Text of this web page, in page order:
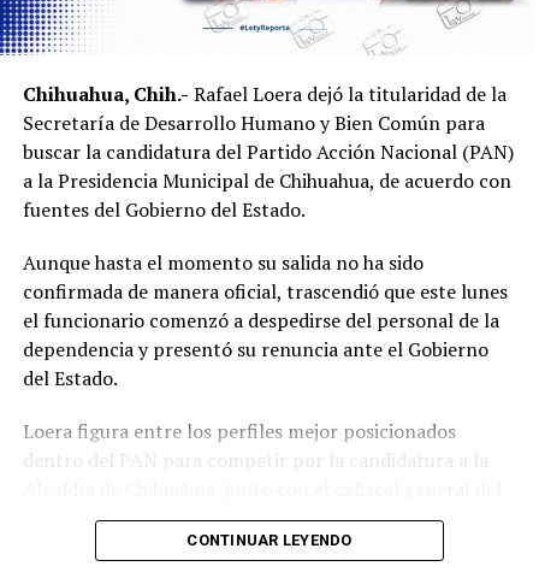
Chihuahua, Chih.- Rafael Loera dejó la titularidad de la
Secretaría de Desarrollo Humano y Bien Común para
buscar la candidatura del Partido Acción Nacional (PAN)
a la Presidencia Municipal de Chihuahua, de acuerdo con
fuentes del Gobierno del Estado.
Aunque hasta el momento su salida no ha sido
confirmada de manera oficial, trascendió que este lunes
el funcionario comenzó a despedirse del personal de la
dependencia y presentó su renuncia ante el Gobierno
del Estado.
Loera figura entre los perfiles mejor posicionados
dentro del PAN para competir por la candidatura a la
Estado, César Jáuregui Moreno, quien también aparece
como uno de los principales aspirantes.
CONTINUAR LEYENDO